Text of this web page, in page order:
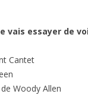
vais essayer de
Cantet
de Woody Allen